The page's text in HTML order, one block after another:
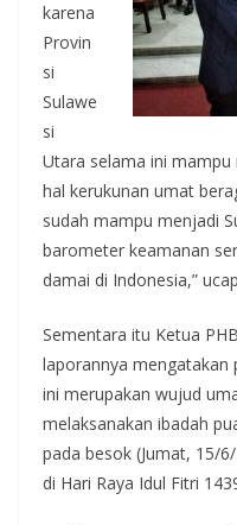
karena
Provin
si
Sulawe
si
Utara selama ini
hal kerukunan umat
sudah mampu menjadi
barometer keamanan
damai di Indonesia,”
Sementara itu Ketua
laporannya mengatakan
ini merupakan wujud
melaksanakan ibadah
pada besok (Jumat, 15/
di Hari Raya Idul Fitri